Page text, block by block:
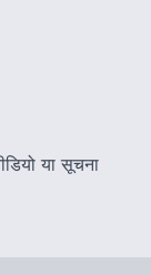
या सूचना